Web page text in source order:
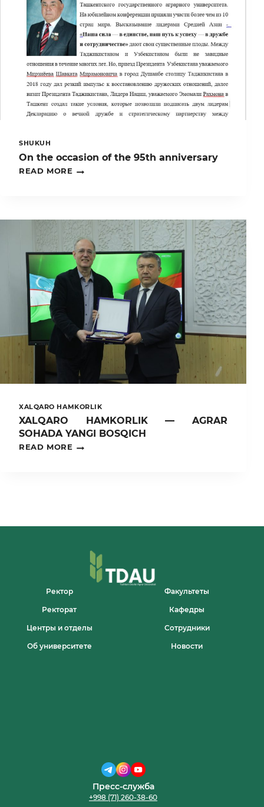
DARS
O‘TKAZILDI
SHUKUH
On the occasion of the 95th anniversary
READ MORE
ON
95TH
ANNIVERSARY
XALQARO HAMKORLIK
XALQARO HAMKORLIK — AGRAR
SOHADA YANGI BOSQICH
READ MORE
XALQARO
Ректор Факультеты
Ректорат Кафедры
Центры и отделы Сотрудники
Об университете Новости
Пресс-служба
+998 (71) 260-38-60